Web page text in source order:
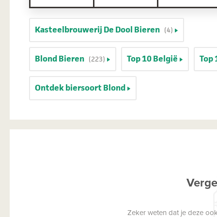
Kasteelbrouwerij De Dool Bieren (4)
Blond Bieren (223) Top 10 België Top
Ontdek biersoort Blond
Zeker weten dat je deze